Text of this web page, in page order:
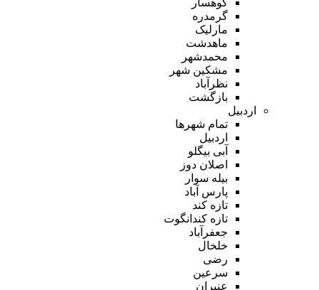
گرمدره
مارلیک
ماهدشت
محمدشهر
مشکین شهر
نظرآباد
بازگشت
اردبیل
تمام شهر‌ها
اردبیل
آبی بیگلو
اصلان دوز
بیله سوار
پارس آباد
تازه کند
تازه کندانگوت
جعفرآباد
خلخال
رضی
سرعین
عنبران